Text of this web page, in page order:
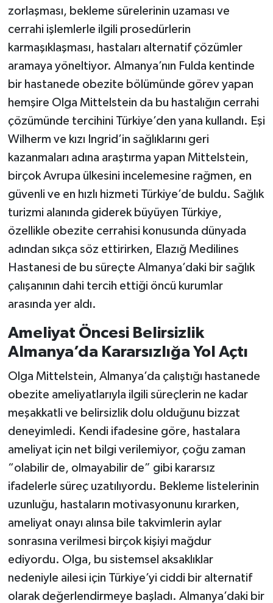
zorlaşması, bekleme sürelerinin uzaması ve
cerrahi işlemlerle ilgili prosedürlerin
karmaşıklaşması, hastaları alternatif çözümler
aramaya yöneltiyor. Almanya’nın Fulda kentinde
bir hastanede obezite bölümünde görev yapan
hemşire Olga Mittelstein da bu hastalığın cerrahi
çözümünde tercihini Türkiye’den yana kullandı. Eşi
Wilherm ve kızı Ingrid’in sağlıklarını geri
kazanmaları adına araştırma yapan Mittelstein,
birçok Avrupa ülkesini incelemesine rağmen, en
güvenli ve en hızlı hizmeti Türkiye’de buldu. Sağlık
turizmi alanında giderek büyüyen Türkiye,
özellikle obezite cerrahisi konusunda dünyada
adından sıkça söz ettirirken, Elazığ Medilines
Hastanesi de bu süreçte Almanya’daki bir sağlık
çalışanının dahi tercih ettiği öncü kurumlar
arasında yer aldı.
Ameliyat Öncesi Belirsizlik
Almanya’da Kararsızlığa Yol Açtı
Olga Mittelstein, Almanya’da çalıştığı hastanede
obezite ameliyatlarıyla ilgili süreçlerin ne kadar
meşakkatli ve belirsizlik dolu olduğunu bizzat
deneyimledi. Kendi ifadesine göre, hastalara
ameliyat için net bilgi verilemiyor, çoğu zaman
“olabilir de, olmayabilir de” gibi kararsız
ifadelerle süreç uzatılıyordu. Bekleme listelerinin
uzunluğu, hastaların motivasyonunu kırarken,
ameliyat onayı alınsa bile takvimlerin aylar
sonrasına verilmesi birçok kişiyi mağdur
ediyordu. Olga, bu sistemsel aksaklıklar
nedeniyle ailesi için Türkiye’yi ciddi bir alternatif
olarak değerlendirmeye başladı. Almanya’daki bir